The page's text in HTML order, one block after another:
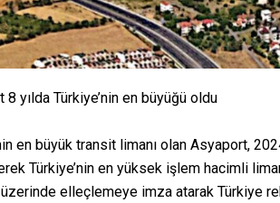
8 yılda Türkiye’nin en büyüğü oldu
en büyük transit limanı olan Asyaport,
Türkiye’nin en yüksek işlem hacimli
üzerinde elleçlemeye imza atarak Türkiye